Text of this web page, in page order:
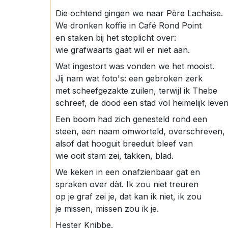
Die ochtend gingen we naar Père Lachaise.
We dronken koffie in Café Rond Point
en staken bij het stoplicht over:
wie grafwaarts gaat wil er niet aan.
Wat ingestort was vonden we het mooist.
Jij nam wat foto's: een gebroken zerk
met scheefgezakte zuilen, terwijl ik Thebe
schreef, de dood een stad vol heimelijk
Een boom had zich genesteld rond een
steen, een naam omworteld, overschreven,
alsof dat hooguit breeduit bleef van
wie ooit stam zei, takken, blad.
We keken in een onafzienbaar gat en
spraken over dàt. Ik zou niet treuren
op je graf zei je, dat kan ik niet, ik zou
je missen, missen zou ik je.
Hester Knibbe.